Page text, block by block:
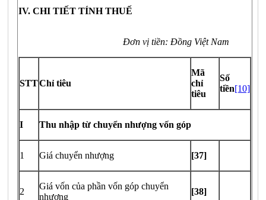
IV. CHI TIẾT TÍNH THUẾ
Đơn vị tiền: Đồng Việt Nam
STTChỉ tiêu
Mã
chỉ
tiêu
Số
tiền[10]
I Thu nhập từ chuyển nhượng vốn góp
1 Giá chuyển nhượng [37]
2
Giá vốn của phần vốn góp chuyển
nhượng
[38]